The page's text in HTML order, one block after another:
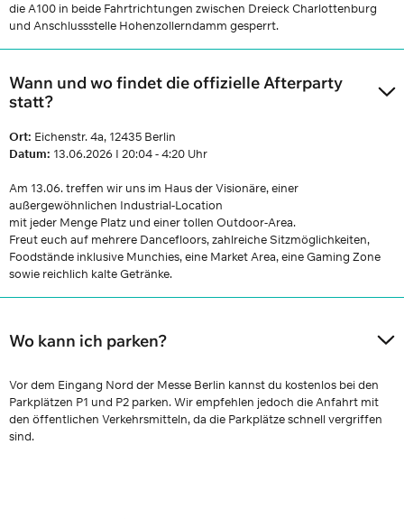
die A100 in beide Fahrtrichtungen zwischen Dreieck Charlottenburg
und Anschlussstelle Hohenzollerndamm gesperrt.
Wann und wo findet die offizielle Afterparty
statt?
Ort: Eichenstr. 4a, 12435 Berlin
Datum: 13.06.2026 I 20:04 - 4:20 Uhr
Am 13.06. treffen wir uns im Haus der Visionäre, einer
außergewöhnlichen Industrial-Location
mit jeder Menge Platz und einer tollen Outdoor-Area.
Freut euch auf mehrere Dancefloors, zahlreiche Sitzmöglichkeiten,
Foodstände inklusive Munchies, eine Market Area, eine Gaming Zone
sowie reichlich kalte Getränke.
Wo kann ich parken?
Vor dem Eingang Nord der Messe Berlin kannst du kostenlos bei den
Parkplätzen P1 und P2 parken. Wir empfehlen jedoch die Anfahrt mit
den öffentlichen Verkehrsmitteln, da die Parkplätze schnell vergriffen
sind.